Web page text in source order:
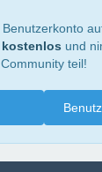
und
Community teil!